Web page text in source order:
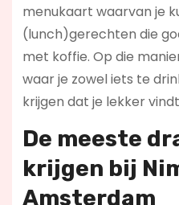
menukaart waarvan je
(lunch)gerechten die
met koffie. Op die
waar je zowel iets te
krijgen dat je lekker
De meeste
krijgen bij
Amsterdam